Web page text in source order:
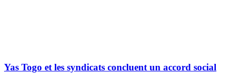
Yas Togo et les syndicats concluent un accord social